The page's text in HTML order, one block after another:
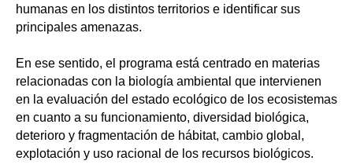
humanas en los distintos territorios e identificar sus
principales amenazas.
En ese sentido, el programa está centrado en materias
relacionadas con la biología ambiental que intervienen
en la evaluación del estado ecológico de los ecosistemas
en cuanto a su funcionamiento, diversidad biológica,
deterioro y fragmentación de hábitat, cambio global,
explotación y uso racional de los recursos biológicos.